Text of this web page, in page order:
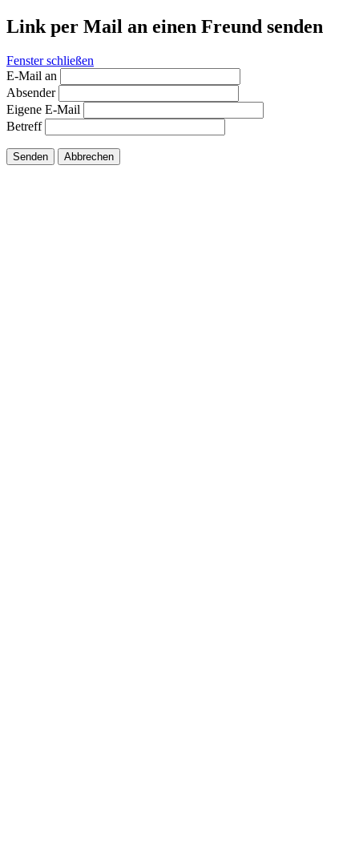
Link per Mail an einen Freund senden
Fenster schließen
E-Mail an
Absender
Eigene E-Mail
Betreff
Senden Abbrechen